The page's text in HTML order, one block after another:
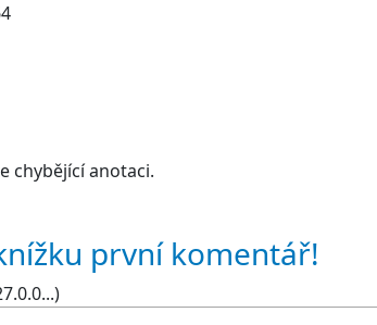
chybějící anotaci.
první komentář!